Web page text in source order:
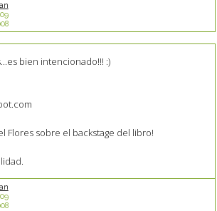
bien intencionado!!! :)
Flores sobre el backstage del libro!